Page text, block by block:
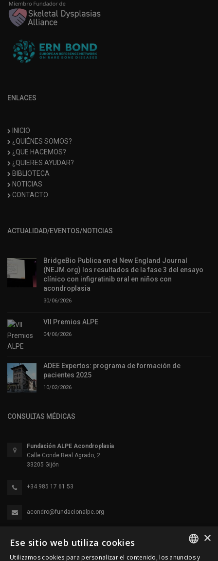
ENLACES
INICIO
¿QUIÉNES SOMOS?
¿QUE HACEMOS?
¿QUIERES AYUDAR?
BIBLIOTECA
NOTICIAS
CONTACTO
ACTUALIDAD/EVENTOS/NOTICIAS
BridgeBio Publica en el New England Journal
(NEJM.org) los resultados de la fase 3 del ensayo
clínico con infigratinib oral en niños con
acondroplasia
30/06/2026
VII Premios ALPE
04/06/2026
ADEE Expertos: programa de formación de
pacientes 2025
10/02/2026
CONSULTAS MÉDICAS
Fundación ALPE Acondroplasia
Calle Conde Real Agrado, 2
33205 Gijón
+34 985 17 61 53
acondro@fundacionalpe.org
×
Ese sitio web utiliza cookies
Utilizamos cookies para personalizar el contenido, los anuncios y